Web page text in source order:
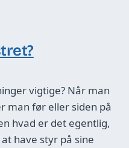
vigtige? Når man
man før eller siden på
hvad er det egentlig,
have styr på sine